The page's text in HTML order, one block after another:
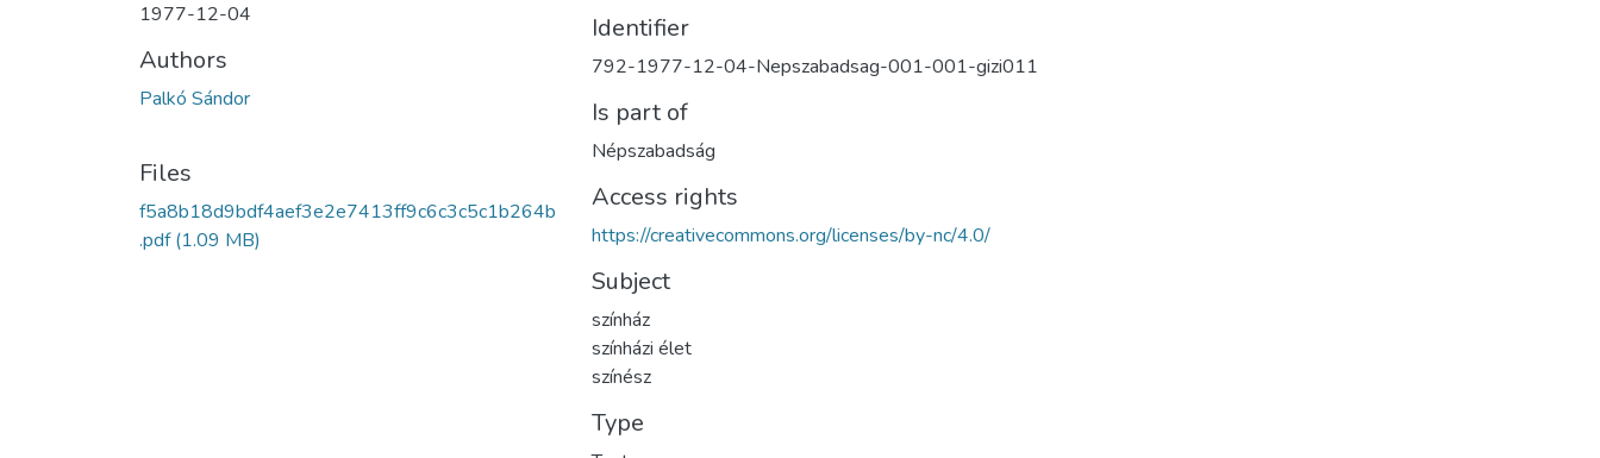
1977-12-04
Authors
Palkó Sándor
Files
f5a8b18d9bdf4aef3e2e7413ff9c6c3c5c1b264b
.pdf(1.09 MB)
Identifier
792-1977-12-04-Nepszabadsag-001-001-gizi011
Is part of
Népszabadság
Access rights
https://creativecommons.org/licenses/by-nc/4.0/
Subject
színház
színházi élet
színész
Type